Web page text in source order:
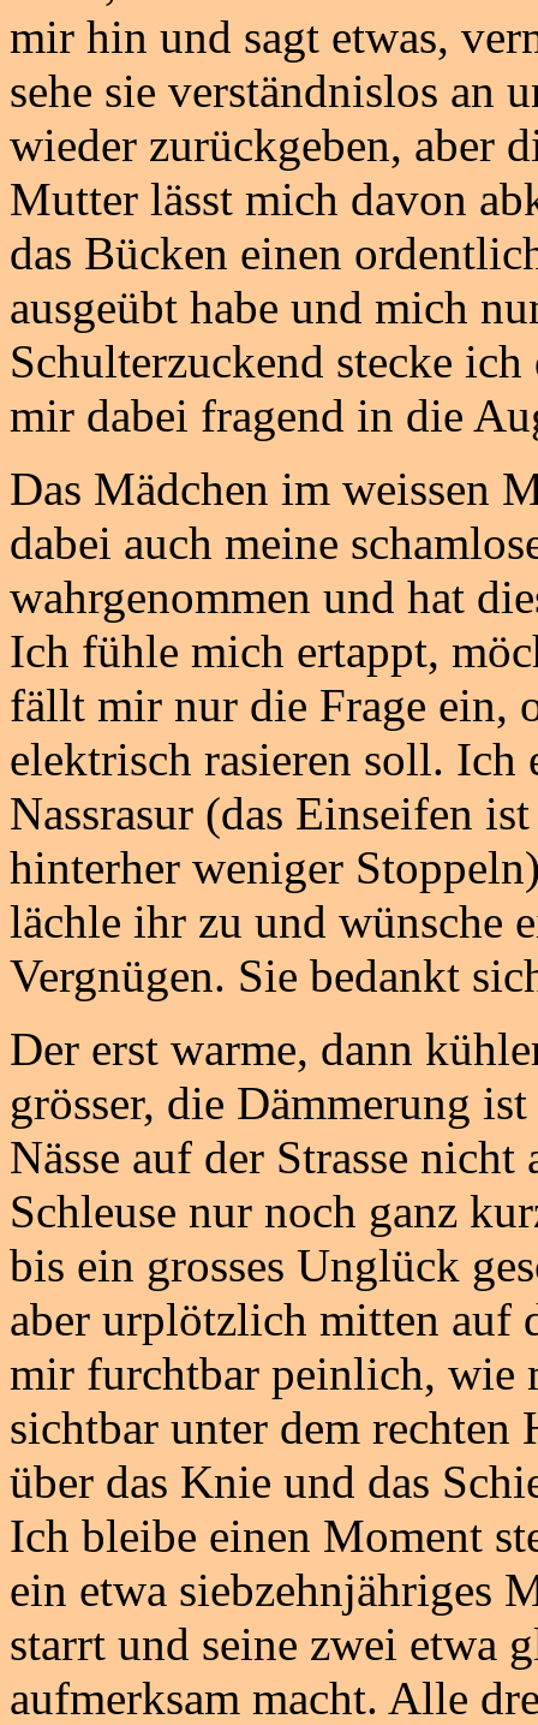
mir hin und sagt etwas,
sehe sie verständnislos
wieder zurückgeben, aber
Mutter lässt mich davon
das Bücken einen
ausgeübt habe und mich
Schulterzuckend stecke
mir dabei fragend in die
Das Mädchen im weissen
dabei auch meine
wahrgenommen und hat
Ich fühle mich ertappt,
fällt mir nur die Frage ein,
elektrisch rasieren soll.
Nassrasur (das Einseifen
hinterher weniger
lächle ihr zu und wünsche
Vergnügen. Sie bedankt
Der erst warme, dann
grösser, die Dämmerung
Nässe auf der Strasse
Schleuse nur noch ganz
bis ein grosses Unglück
aber urplötzlich mitten auf
mir furchtbar peinlich, wie
sichtbar unter dem rechten
über das Knie und das
Ich bleibe einen Moment
ein etwa siebzehnjähriges
starrt und seine zwei etwa
aufmerksam macht. Alle